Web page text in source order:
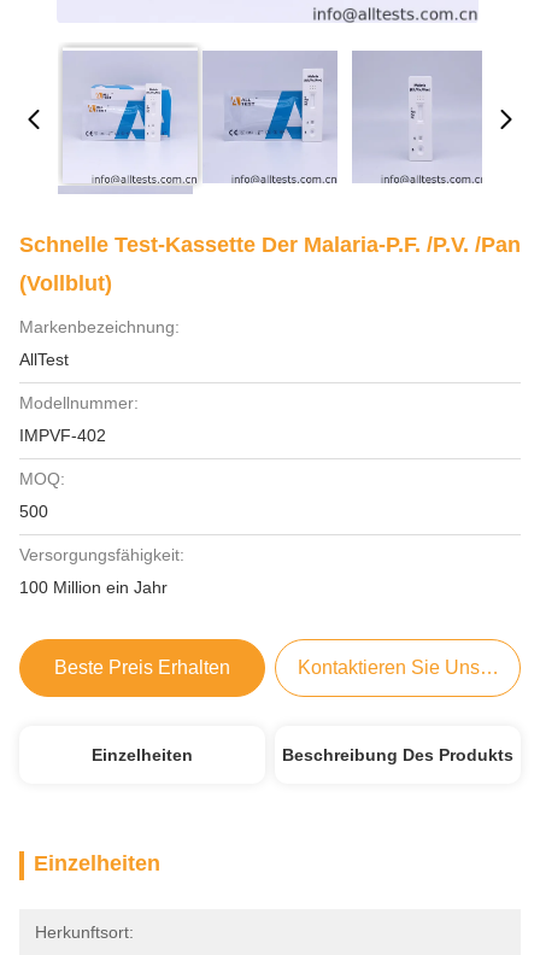
Schnelle Test-Kassette Der Malaria-P.f. /P.v. /Pan
(Vollblut)
Markenbezeichnung:
AllTest
Modellnummer:
IMPVF-402
MOQ:
500
Versorgungsfähigkeit:
100 Million ein Jahr
Beste Preis Erhalten Kontaktieren Sie Uns Jetzt
Einzelheiten Beschreibung Des Produkts
Einzelheiten
Herkunftsort: